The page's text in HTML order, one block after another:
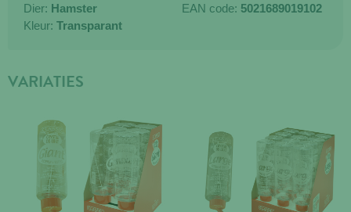
Dier: Hamster
Kleur: Transparant
EAN code: 5021689019102
VARIATIES